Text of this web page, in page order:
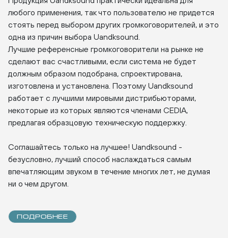
любого применения, так что пользователю не придется
стоять перед выбором других громкоговорителей, и это
одна из причин выбора Uandksound.
Лучшие референсные громкоговорители на рынке не
сделают вас счастливыми, если система не будет
должным образом подобрана, спроектирована,
изготовлена и установлена. Поэтому Uandksound
работает с лучшими мировыми дистрибьюторами,
некоторые из которых являются членами CEDIA,
предлагая образцовую техническую поддержку.
Соглашайтесь только на лучшее! Uandksound -
безусловно, лучший способ наслаждаться самым
впечатляющим звуком в течение многих лет, не думая
ни о чем другом.
ПОДРОБНЕЕ